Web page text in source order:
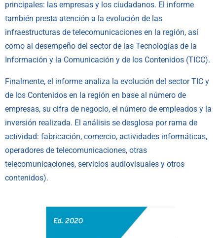
principales: las empresas y los ciudadanos. El informe
también presta atención a la evolución de las
infraestructuras de telecomunicaciones en la región, así
como al desempeño del sector de las Tecnologías de la
Información y la Comunicación y de los Contenidos (TICC).
Finalmente, el informe analiza la evolución del sector TIC y
de los Contenidos en la región en base al número de
empresas, su cifra de negocio, el número de empleados y la
inversión realizada. El análisis se desglosa por rama de
actividad: fabricación, comercio, actividades informáticas,
operadores de telecomunicaciones, otras
telecomunicaciones, servicios audiovisuales y otros
contenidos).